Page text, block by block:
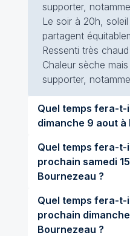
supporter,
Le soir à 20h,
partagent
Ressenti très
Chaleur sèche
supporter,
Quel temps fera-t-
dimanche 9
Quel temps fera-t-
prochain samedi 15 aout à
Bournezeau ?
Quel temps fera-t-
prochain dimanche 16 aout à
Bournezeau ?